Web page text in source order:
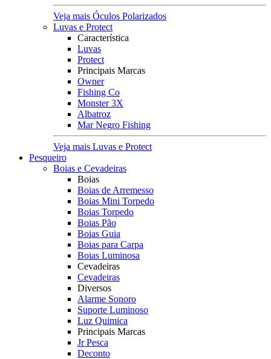
Veja mais Óculos Polarizados
Luvas e Protect
Característica
Luvas
Protect
Principais Marcas
Owner
Fishing Co
Monster 3X
Albatroz
Mar Negro Fishing
Veja mais Luvas e Protect
Pesqueiro
Boias e Cevadeiras
Boias
Boias de Arremesso
Boias Mini Torpedo
Boias Torpedo
Boias Pão
Boias Guia
Boias para Carpa
Boias Luminosa
Cevadeiras
Cevadeiras
Diversos
Alarme Sonoro
Suporte Luminoso
Luz Quimica
Principais Marcas
Jr Pesca
Deconto